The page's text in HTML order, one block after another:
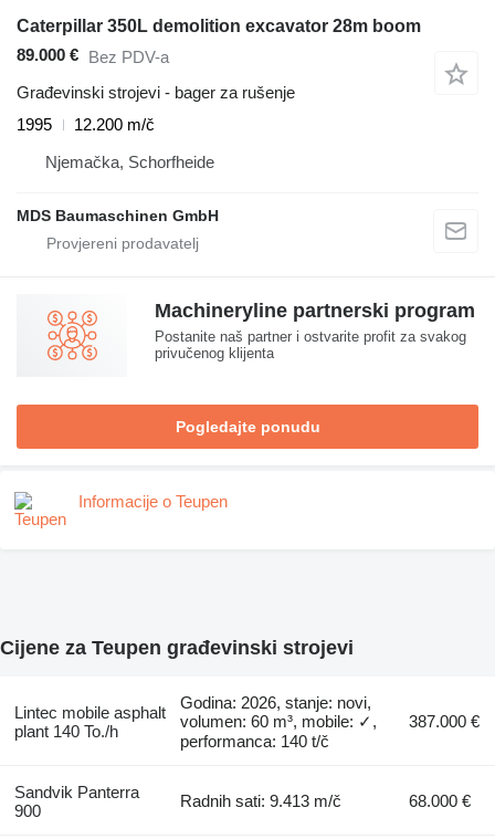
Caterpillar 350L demolition excavator 28m boom
89.000 € Bez PDV-a
Građevinski strojevi - bager za rušenje
1995
12.200 m/č
Njemačka, Schorfheide
MDS Baumaschinen GmbH
Machineryline partnerski program
Postanite naš partner i ostvarite profit za svakog
privučenog klijenta
Pogledajte ponudu
Informacije o Teupen
Cijene za Teupen građevinski strojevi
Lintec mobile asphalt
plant 140 To./h
Godina: 2026, stanje: novi,
volumen: 60 m³, mobile: ✓,
performanca: 140 t/č
387.000 €
Sandvik Panterra
900
Radnih sati: 9.413 m/č 68.000 €